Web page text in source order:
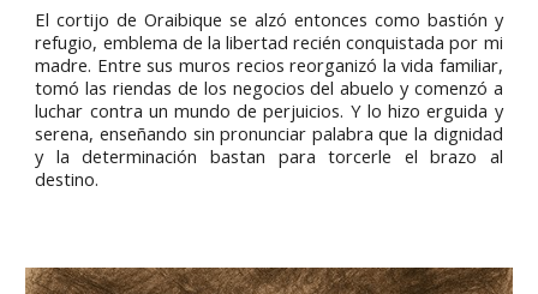
El cortijo de Oraibique se alzó entonces como bastión y
refugio, emblema de la libertad recién conquistada por mi
madre. Entre sus muros recios reorganizó la vida familiar,
tomó las riendas de los negocios del abuelo y comenzó a
luchar contra un mundo de perjuicios. Y lo hizo erguida y
serena, enseñando sin pronunciar palabra que la dignidad
y la determinación bastan para torcerle el brazo al
destino.